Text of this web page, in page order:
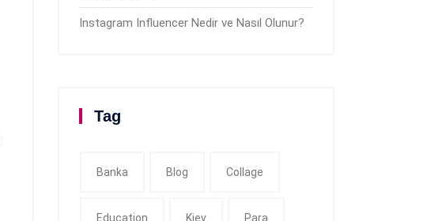
Instagram Influencer Nedir ve Nasıl Olunur?
Tag
Banka Blog Collage
Education Kiev Para